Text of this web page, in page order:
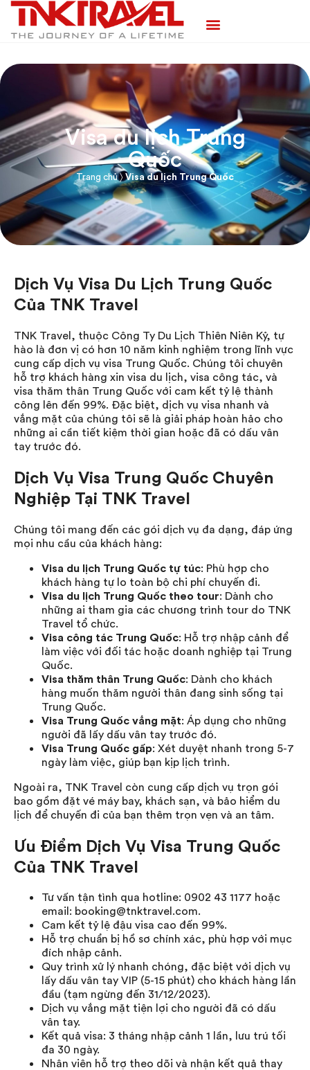
Visa du lịch Trung
Quốc
Trang chủ〉Visa du lịch Trung Quốc
Dịch Vụ Visa Du Lịch Trung Quốc
Của TNK Travel
TNK Travel, thuộc Công Ty Du Lịch Thiên Niên Kỷ, tự
hào là đơn vị có hơn 10 năm kinh nghiệm trong lĩnh vực
cung cấp dịch vụ visa Trung Quốc. Chúng tôi chuyên
hỗ trợ khách hàng xin visa du lịch, visa công tác, và
visa thăm thân Trung Quốc với cam kết tỷ lệ thành
công lên đến 99%. Đặc biệt, dịch vụ visa nhanh và
vắng mặt của chúng tôi sẽ là giải pháp hoàn hảo cho
những ai cần tiết kiệm thời gian hoặc đã có dấu vân
tay trước đó.
Dịch Vụ Visa Trung Quốc Chuyên
Nghiệp Tại TNK Travel
Chúng tôi mang đến các gói dịch vụ đa dạng, đáp ứng
mọi nhu cầu của khách hàng:
Visa du lịch Trung Quốc tự túc: Phù hợp cho
khách hàng tự lo toàn bộ chi phí chuyến đi.
Visa du lịch Trung Quốc theo tour: Dành cho
những ai tham gia các chương trình tour do TNK
Travel tổ chức.
Visa công tác Trung Quốc: Hỗ trợ nhập cảnh để
làm việc với đối tác hoặc doanh nghiệp tại Trung
Quốc.
Visa thăm thân Trung Quốc: Dành cho khách
hàng muốn thăm người thân đang sinh sống tại
Trung Quốc.
Visa Trung Quốc vắng mặt: Áp dụng cho những
người đã lấy dấu vân tay trước đó.
Visa Trung Quốc gấp: Xét duyệt nhanh trong 5-7
ngày làm việc, giúp bạn kịp lịch trình.
Ngoài ra, TNK Travel còn cung cấp dịch vụ trọn gói
bao gồm đặt vé máy bay, khách sạn, và bảo hiểm du
lịch để chuyến đi của bạn thêm trọn vẹn và an tâm.
Ưu Điểm Dịch Vụ Visa Trung Quốc
Của TNK Travel
Tư vấn tận tình qua hotline: 0902 43 1177 hoặc
email: booking@tnktravel.com.
Cam kết tỷ lệ đậu visa cao đến 99%.
Hỗ trợ chuẩn bị hồ sơ chính xác, phù hợp với mục
đích nhập cảnh.
Quy trình xử lý nhanh chóng, đặc biệt với dịch vụ
lấy dấu vân tay VIP (5-15 phút) cho khách hàng lần
đầu (tạm ngừng đến 31/12/2023).
Dịch vụ vắng mặt tiện lợi cho người đã có dấu
vân tay.
Kết quả visa: 3 tháng nhập cảnh 1 lần, lưu trú tối
đa 30 ngày.
Nhân viên hỗ trợ theo dõi và nhận kết quả thay